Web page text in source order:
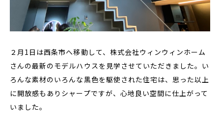
２月1日は西条市へ移動して、株式会社ウィンウィンホーム
さんの最新のモデルハウスを見学させていただきました。い
ろんな素材のいろんな黒色を駆使された住宅は、思った以上
に開放感もありシャープですが、心地良い空間に仕上がって
いました。